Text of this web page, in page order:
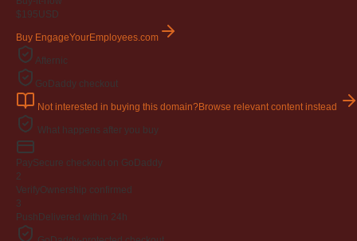
$195USD
Buy EngageYourEmployees.com
Afternic
GoDaddy checkout
Not interested in buying this domain?Browse relevant content instead
What happens after you buy
PaySecure checkout on GoDaddy
2
VerifyOwnership confirmed
3
Push Delivered within 24h